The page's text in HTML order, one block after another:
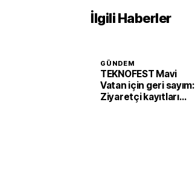
İlgili Haberler
GÜNDEM
TEKNOFEST Mavi
Vatan için geri sayım:
Ziyaretçi kayıtları